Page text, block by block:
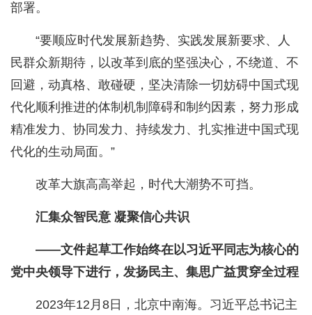
部署。
“要顺应时代发展新趋势、实践发展新要求、人
民群众新期待，以改革到底的坚强决心，不绕道、不
回避，动真格、敢碰硬，坚决清除一切妨碍中国式现
代化顺利推进的体制机制障碍和制约因素，努力形成
精准发力、协同发力、持续发力、扎实推进中国式现
代化的生动局面。”
改革大旗高高举起，时代大潮势不可挡。
汇集众智民意 凝聚信心共识
——文件起草工作始终在以习近平同志为核心的
党中央领导下进行，发扬民主、集思广益贯穿全过程
2023年12月8日，北京中南海。习近平总书记主